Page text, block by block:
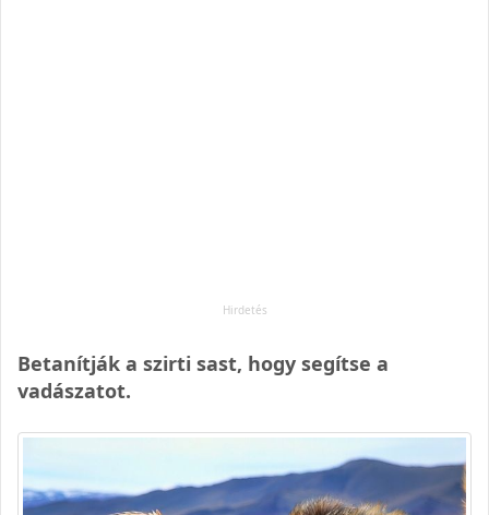
Betanítják a szirti sast, hogy segítse a
vadászatot.